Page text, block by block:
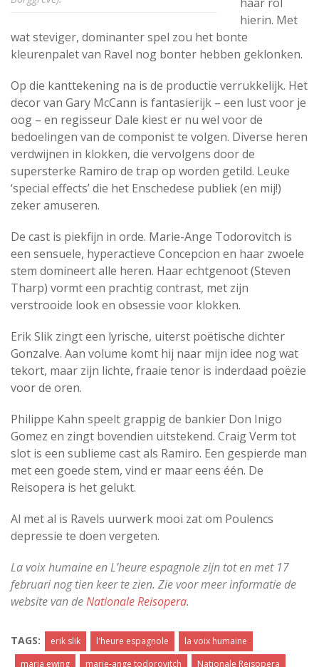
hierin. Met
wat steviger, dominanter spel zou het bonte
kleurenpalet van Ravel nog bonter hebben geklonken.
Op die kanttekening na is de productie verrukkelijk. Het
decor van Gary McCann is fantasierijk – een lust voor je
oog – en regisseur Dale kiest er nu wel voor de
bedoelingen van de componist te volgen. Diverse heren
verdwijnen in klokken, die vervolgens door de
supersterke Ramiro de trap op worden getild. Leuke
‘special effects’ die het Enschedese publiek (en mij!)
zeker amuseren.
De cast is piekfijn in orde. Marie-Ange Todorovitch is
een sensuele, hyperactieve Concepcion en haar zwoele
stem domineert alle heren. Haar echtgenoot (Steven
Tharp) vormt een prachtig contrast, met zijn
verstrooide look en obsessie voor klokken.
Erik Slik zingt een lyrische, uiterst poëtische dichter
Gonzalve. Aan volume komt hij naar mijn idee nog wat
tekort, maar zijn lichte, fraaie tenor is inderdaad poëzie
voor de oren.
Philippe Kahn speelt grappig de bankier Don Inigo
Gomez en zingt bovendien uitstekend. Craig Verm tot
slot is een sublieme cast als Ramiro. Een gespierde man
met een goede stem, vind er maar eens één. De
Reisopera is het gelukt.
Al met al is Ravels uurwerk mooi zat om Poulencs
depressie te doen vergeten.
La voix humaine en L’heure espagnole zijn tot en met 17
februari nog tien keer te zien. Zie voor meer informatie de
website van deNationale Reisopera.
TAGS: erik slik l'heure espagnole
la voix humaine
maria ewing
marie-ange todorovitch
Nationale Reisopera